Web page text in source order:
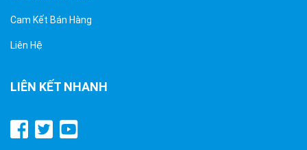
Cam Kết Bán Hàng
Liên Hệ
LIÊN KẾT NHANH